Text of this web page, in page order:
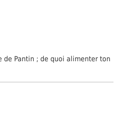
Pantin ; de quoi alimenter ton